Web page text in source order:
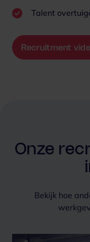
Talent
Recruitment
Onze
Bekijk hoe